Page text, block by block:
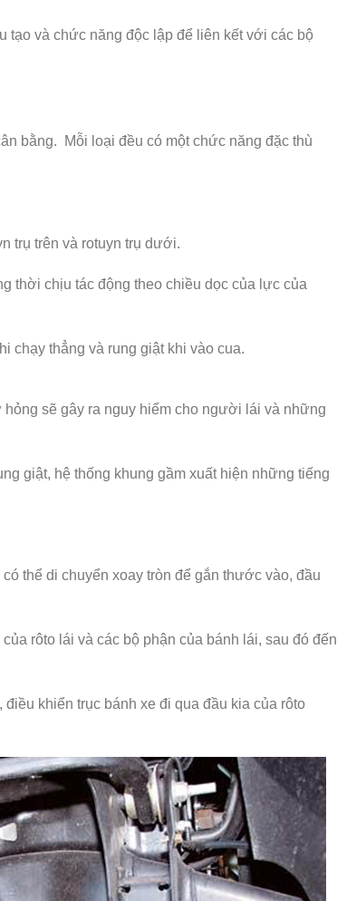
tạo và chức năng độc lập để liên kết với các bộ
bằng. Mỗi loại đều có một chức năng đặc thù
trụ trên và rotuyn trụ dưới.
thời chịu tác động theo chiều dọc của lực của
chạy thẳng và rung giật khi vào cua.
sẽ gây ra nguy hiểm cho người lái và những
giật, hệ thống khung gầm xuất hiện những tiếng
thể di chuyển xoay tròn để gắn thước vào, đầu
rôto lái và các bộ phận của bánh lái, sau đó đến
khiển trục bánh xe đi qua đầu kia của rôto